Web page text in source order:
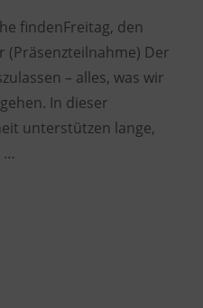
findenFreitag, den
(Präsenzteilnahme) Der
– alles, was wir
In dieser
unterstützen lange,
…